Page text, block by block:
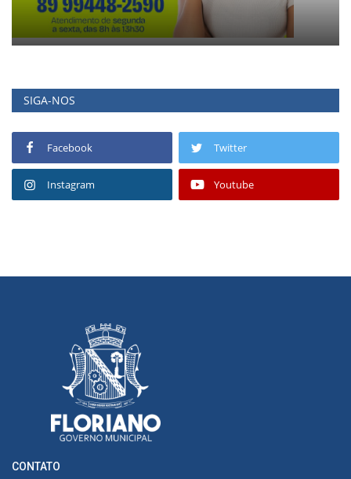
SIGA-NOS
Facebook Twitter
Instagram Youtube
CONTATO